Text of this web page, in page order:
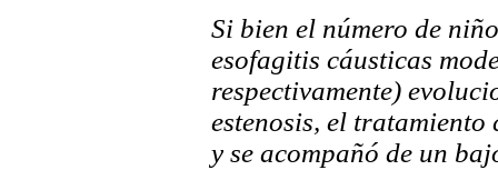
Si bien el número de
esofagitis cáusticas
respectivamente)
estenosis, el
y se acompañó de un